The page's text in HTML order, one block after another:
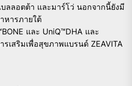
บลลอตต้า และมาร์โว่ นอกจากนี้ยังมี
หารภายใต้
และ UniQ™DHA และ
เสริมเพื่อสุขภาพแบรนด์ ZEAVITA